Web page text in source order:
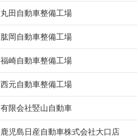
丸田自動車整備工場
肱岡自動車整備工場
福崎自動車整備工場
西元自動車整備工場
有限会社竪山自動車
鹿児島日産自動車株式会社大口店